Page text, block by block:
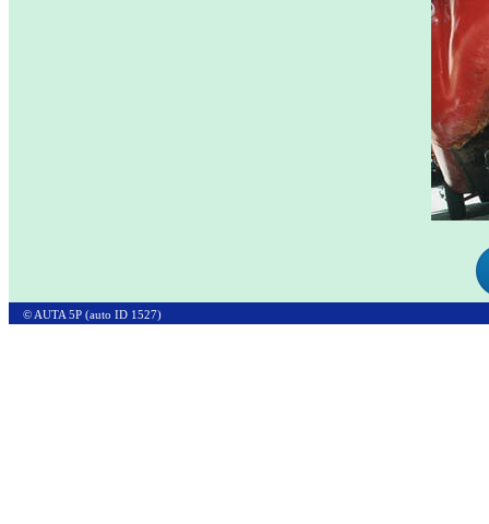
© AUTA 5P (auto ID 1527)